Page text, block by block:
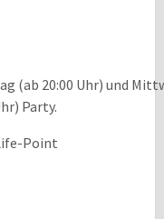
(ab 20:00 Uhr) und
Party.
Point